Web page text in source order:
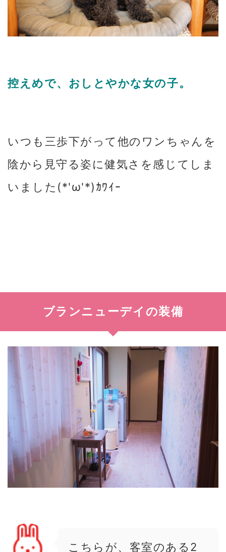
控えめで、おしとやかな女の子。
いつも三歩下がって他のワンちゃんを
陰から見守る姿に健気さを感じてしま
いました(*'ω'*)ｶﾜｲｰ
ブランニューデイの装備
こちらが、客室のある2